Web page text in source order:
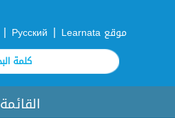
موقع Learnata |
Русский
|
القائمة